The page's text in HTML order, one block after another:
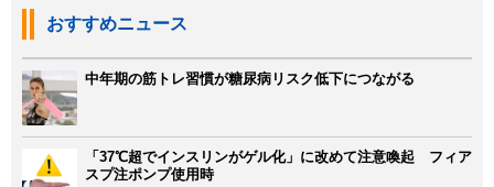
おすすめニュース
中年期の筋トレ習慣が糖尿病リスク低下につながる
「37℃超でインスリンがゲル化」に改めて注意喚起 フィア
スプ注ポンプ使用時